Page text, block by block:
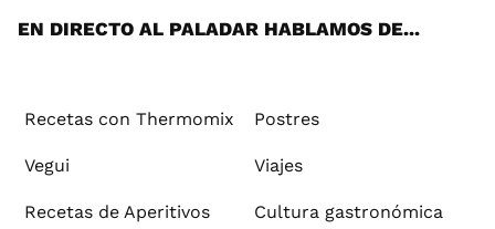
EN DIRECTO AL PALADAR HABLAMOS DE...
Recetas con Thermomix Postres
Vegui Viajes
Recetas de Aperitivos Cultura gastronómica